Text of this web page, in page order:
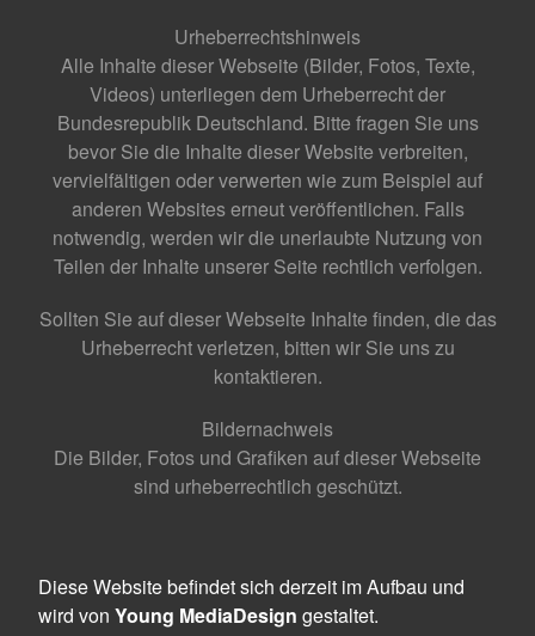
Urheberrechtshinweis
Alle Inhalte dieser Webseite (Bilder, Fotos, Texte,
Videos) unterliegen dem Urheberrecht der
Bundesrepublik Deutschland. Bitte fragen Sie uns
bevor Sie die Inhalte dieser Website verbreiten,
vervielfältigen oder verwerten wie zum Beispiel auf
anderen Websites erneut veröffentlichen. Falls
notwendig, werden wir die unerlaubte Nutzung von
Teilen der Inhalte unserer Seite rechtlich verfolgen.
Sollten Sie auf dieser Webseite Inhalte finden, die das
Urheberrecht verletzen, bitten wir Sie uns zu
kontaktieren.
Bildernachweis
Die Bilder, Fotos und Grafiken auf dieser Webseite
sind urheberrechtlich geschützt.
Diese Website befindet sich derzeit im Aufbau und
wird von Young MediaDesign gestaltet.